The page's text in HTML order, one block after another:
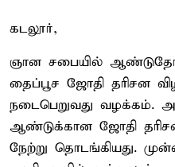
கடலூர்,
ஞான சபையில்
தைப்பூச ஜோதி தரிசன
நடைபெறுவது வழக்கம்.
ஆண்டுக்கான ஜோதி
நேற்று தொடங்கியது.